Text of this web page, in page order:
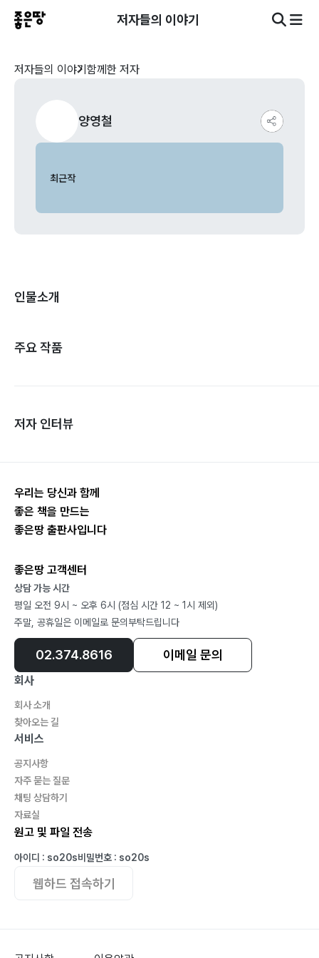
저자들의 이야기
저자들의 이야기 함께한 저자
양영철
최근작
인물소개
주요 작품
저자 인터뷰
우리는 당신과 함께
좋은 책을 만드는
좋은땅 출판사입니다
좋은땅 고객센터
상담 가능 시간
평일 오전 9시 ~ 오후 6시 (점심 시간 12 ~ 1시 제외)
주말, 공휴일은 이메일로 문의부탁드립니다
02.374.8616 이메일 문의
회사
회사 소개
찾아오는 길
서비스
공지사항
자주 묻는 질문
채팅 상담하기
자료실
원고 및 파일 전송
아이디 : so20s비밀번호 : so20s
웹하드 접속하기